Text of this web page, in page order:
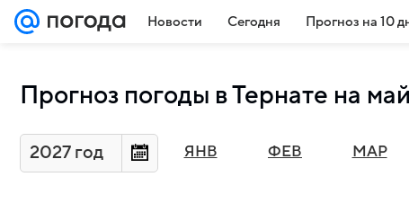
Новости Сегодня Прогноз на 10
Прогноз погоды в Тернате на
2027 год ЯНВ ФЕВ МАР